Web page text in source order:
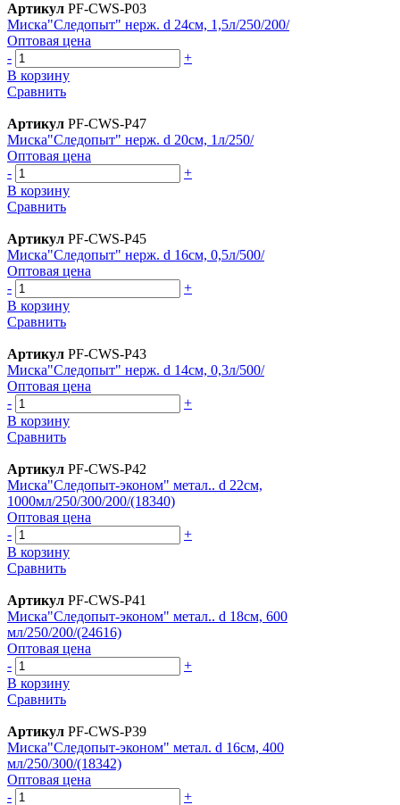
Артикул PF-CWS-P03
Миска"Следопыт" нерж. d 24см, 1,5л/250/200/
Оптовая цена
-
+
В корзину
Сравнить
Артикул PF-CWS-P47
Миска"Следопыт" нерж. d 20см, 1л/250/
Оптовая цена
-
+
В корзину
Сравнить
Артикул PF-CWS-P45
Миска"Следопыт" нерж. d 16см, 0,5л/500/
Оптовая цена
-
+
В корзину
Сравнить
Артикул PF-CWS-P43
Миска"Следопыт" нерж. d 14см, 0,3л/500/
Оптовая цена
-
+
В корзину
Сравнить
Артикул PF-CWS-P42
Миска"Следопыт-эконом" метал.. d 22см,
1000мл/250/300/200/(18340)
Оптовая цена
-
+
В корзину
Сравнить
Артикул PF-CWS-P41
Миска"Следопыт-эконом" метал.. d 18см, 600
мл/250/200/(24616)
Оптовая цена
-
+
В корзину
Сравнить
Артикул PF-CWS-P39
Миска"Следопыт-эконом" метал. d 16см, 400
мл/250/300/(18342)
Оптовая цена
-
+